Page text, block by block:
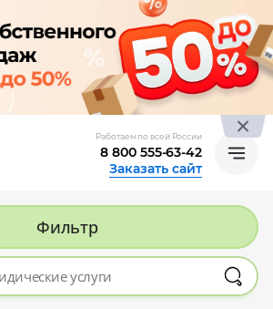
Работаем по всей России
8 800 555-63-42
Заказать сайт
Фильтр